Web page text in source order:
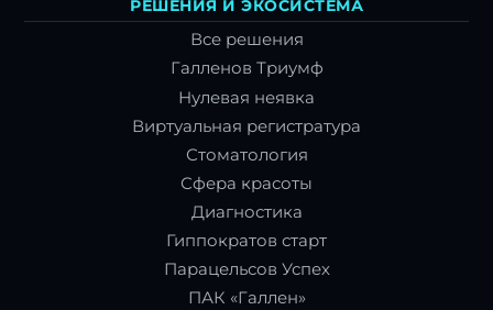
РЕШЕНИЯ И ЭКОСИСТЕМА
Все решения
Галленов Триумф
Нулевая неявка
Виртуальная регистратура
Стоматология
Сфера красоты
Диагностика
Гиппократов старт
Парацельсов Успех
ПАК «Галлен»